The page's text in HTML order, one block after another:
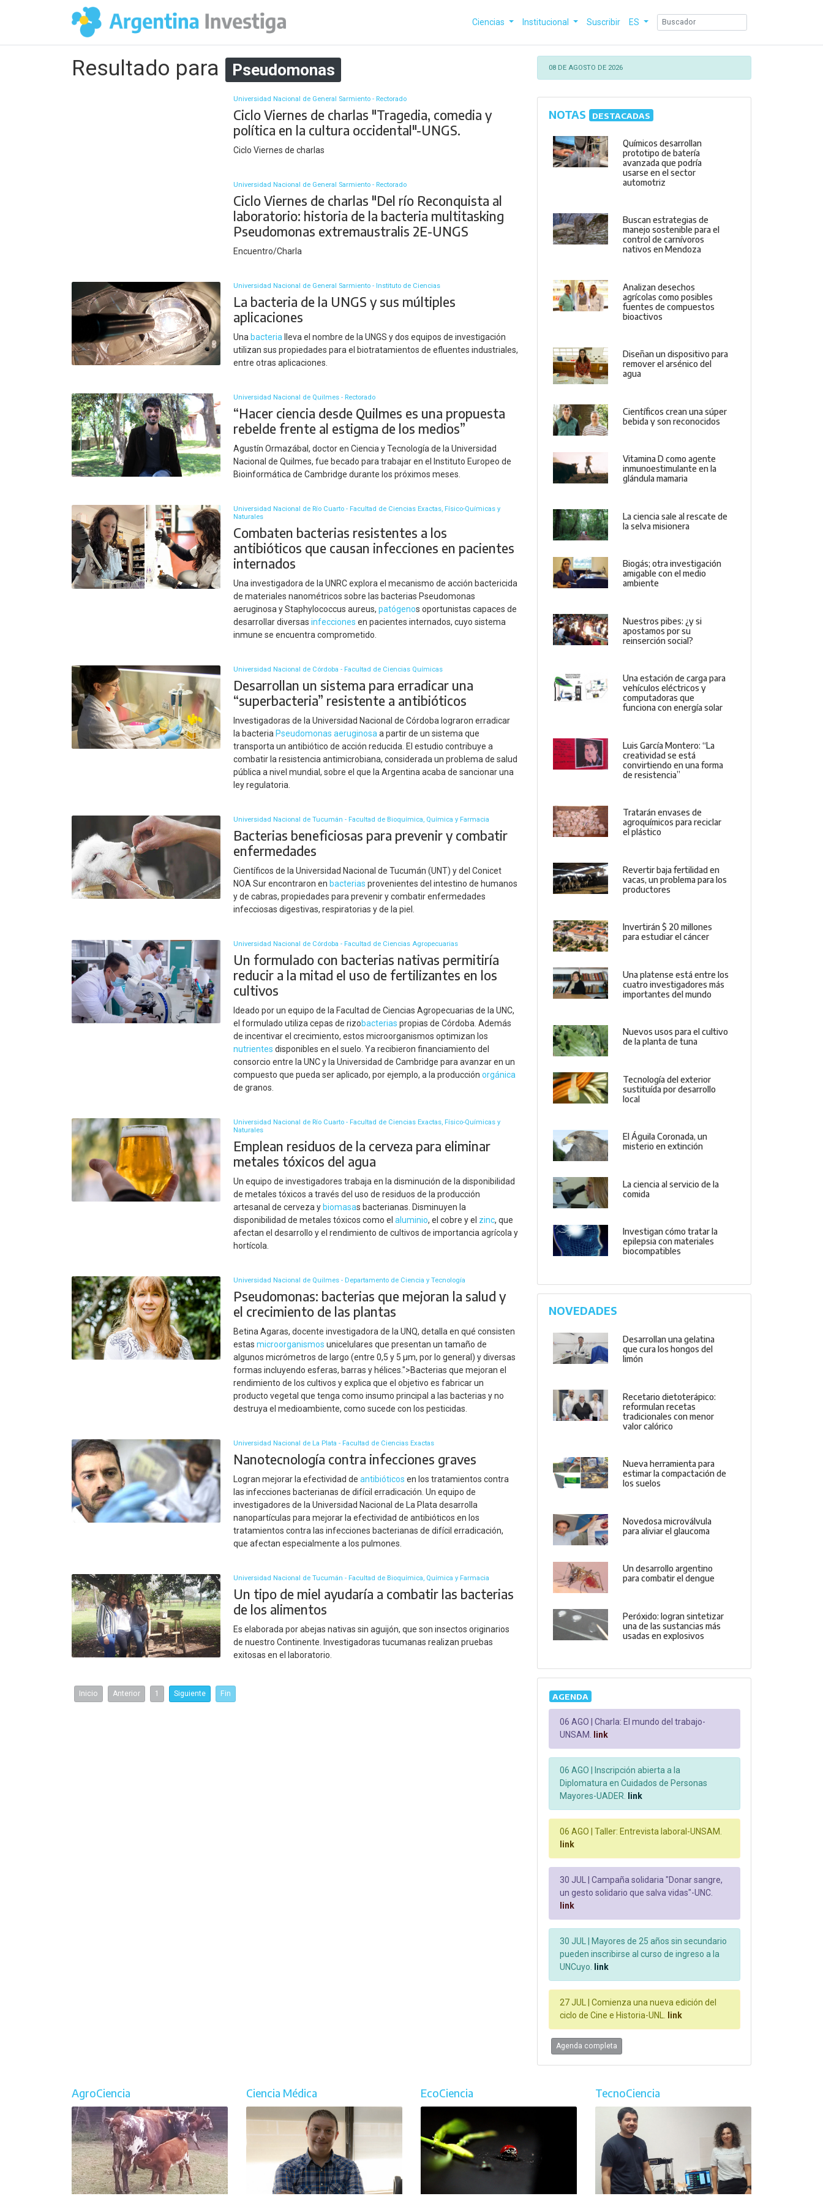
Ciencias Institucional Suscribir ES
Resultado para Pseudomonas
Universidad Nacional de General Sarmiento - Rectorado
Ciclo Viernes de charlas "Tragedia, comedia y
política en la cultura occidental"-UNGS.
Ciclo Viernes de charlas
Universidad Nacional de General Sarmiento - Rectorado
Ciclo Viernes de charlas "Del río Reconquista al
laboratorio: historia de la bacteria multitasking
Pseudomonas extremaustralis 2E-UNGS
Encuentro/Charla
Universidad Nacional de General Sarmiento - Instituto de Ciencias
La bacteria de la UNGS y sus múltiples
aplicaciones
Una bacteria lleva el nombre de la UNGS y dos equipos de investigación
utilizan sus propiedades para el biotratamientos de efluentes industriales,
entre otras aplicaciones.
Universidad Nacional de Quilmes - Rectorado
“Hacer ciencia desde Quilmes es una propuesta
rebelde frente al estigma de los medios”
Agustín Ormazábal, doctor en Ciencia y Tecnología de la Universidad
Nacional de Quilmes, fue becado para trabajar en el Instituto Europeo de
Bioinformática de Cambridge durante los próximos meses.
Universidad Nacional de Río Cuarto - Facultad de Ciencias Exactas, Físico-Químicas y
Naturales
Combaten bacterias resistentes a los
antibióticos que causan infecciones en pacientes
internados
Una investigadora de la UNRC explora el mecanismo de acción bactericida
de materiales nanométricos sobre las bacterias Pseudomonas
aeruginosa y Staphylococcus aureus,patógenos oportunistas capaces de
desarrollar diversasinfecciones en pacientes internados, cuyo sistema
inmune se encuentra comprometido.
Universidad Nacional de Córdoba - Facultad de Ciencias Químicas
Desarrollan un sistema para erradicar una
“superbacteria” resistente a antibióticos
Investigadoras de la Universidad Nacional de Córdoba lograron erradicar
la bacteria Pseudomonas aeruginosa a partir de un sistema que
transporta un antibiótico de acción reducida. El estudio contribuye a
combatir la resistencia antimicrobiana, considerada un problema de salud
pública a nivel mundial, sobre el que la Argentina acaba de sancionar una
ley regulatoria.
Universidad Nacional de Tucumán - Facultad de Bioquímica, Química y Farmacia
Bacterias beneficiosas para prevenir y combatir
enfermedades
Científicos de la Universidad Nacional de Tucumán (UNT) y del Conicet
NOA Sur encontraron en bacterias provenientes del intestino de humanos
y de cabras, propiedades para prevenir y combatir enfermedades
infecciosas digestivas, respiratorias y de la piel.
Universidad Nacional de Córdoba - Facultad de Ciencias Agropecuarias
Un formulado con bacterias nativas permitiría
reducir a la mitad el uso de fertilizantes en los
cultivos
Ideado por un equipo de la Facultad de Ciencias Agropecuarias de la UNC,
el formulado utiliza cepas de rizobacterias propias de Córdoba. Además
de incentivar el crecimiento, estos microorganismos optimizan los
nutrientes disponibles en el suelo. Ya recibieron financiamiento del
consorcio entre la UNC y la Universidad de Cambridge para avanzar en un
compuesto que pueda ser aplicado, por ejemplo, a la producciónorgánica
de granos.
Universidad Nacional de Río Cuarto - Facultad de Ciencias Exactas, Físico-Químicas y
Naturales
Emplean residuos de la cerveza para eliminar
metales tóxicos del agua
Un equipo de investigadores trabaja en la disminución de la disponibilidad
de metales tóxicos a través del uso de residuos de la producción
artesanal de cerveza y biomasas bacterianas. Disminuyen la
disponibilidad de metales tóxicos como elaluminio, el cobre y el zinc, que
afectan el desarrollo y el rendimiento de cultivos de importancia agrícola y
hortícola.
Universidad Nacional de Quilmes - Departamento de Ciencia y Tecnología
Pseudomonas: bacterias que mejoran la salud y
el crecimiento de las plantas
Betina Agaras, docente investigadora de la UNQ, detalla en qué consisten
estasmicroorganismos unicelulares que presentan un tamaño de
algunos micrómetros de largo (entre 0,5 y 5 μm, por lo general) y diversas
formas incluyendo esferas, barras y hélices.">Bacterias que mejoran el
rendimiento de los cultivos y explica que el objetivo es fabricar un
producto vegetal que tenga como insumo principal a las bacterias y no
destruya el medioambiente, como sucede con los pesticidas.
Universidad Nacional de La Plata - Facultad de Ciencias Exactas
Nanotecnología contra infecciones graves
Logran mejorar la efectividad deantibióticos en los tratamientos contra
las infecciones bacterianas de difícil erradicación. Un equipo de
investigadores de la Universidad Nacional de La Plata desarrolla
nanopartículas para mejorar la efectividad de antibióticos en los
tratamientos contra las infecciones bacterianas de difícil erradicación,
que afectan especialmente a los pulmones.
Universidad Nacional de Tucumán - Facultad de Bioquímica, Química y Farmacia
Un tipo de miel ayudaría a combatir las bacterias
de los alimentos
Es elaborada por abejas nativas sin aguijón, que son insectos originarios
de nuestro Continente. Investigadoras tucumanas realizan pruebas
exitosas en el laboratorio.
Inicio Anterior 1 Siguiente Fin
08 DE AGOSTO DE 2026
NOTAS DESTACADAS
Químicos desarrollan
prototipo de batería
avanzada que podría
usarse en el sector
automotriz
Buscan estrategias de
manejo sostenible para el
control de carnívoros
nativos en Mendoza
Analizan desechos
agrícolas como posibles
fuentes de compuestos
bioactivos
Diseñan un dispositivo para
remover el arsénico del
agua
Científicos crean una súper
bebida y son reconocidos
Vitamina D como agente
inmunoestimulante en la
glándula mamaria
La ciencia sale al rescate de
la selva misionera
Biogás; otra investigación
amigable con el medio
ambiente
Nuestros pibes: ¿y si
apostamos por su
reinserción social?
Una estación de carga para
vehículos eléctricos y
computadoras que
funciona con energía solar
Luis García Montero: “La
creatividad se está
convirtiendo en una forma
de resistencia”
Tratarán envases de
agroquímicos para reciclar
el plástico
Revertir baja fertilidad en
vacas, un problema para los
productores
Invertirán $ 20 millones
para estudiar el cáncer
Una platense está entre los
cuatro investigadores más
importantes del mundo
Nuevos usos para el cultivo
de la planta de tuna
Tecnología del exterior
sustituída por desarrollo
local
El Águila Coronada, un
misterio en extinción
La ciencia al servicio de la
comida
Investigan cómo tratar la
epilepsia con materiales
biocompatibles
NOVEDADES
Desarrollan una gelatina
que cura los hongos del
limón
Recetario dietoterápico:
reformulan recetas
tradicionales con menor
valor calórico
Nueva herramienta para
estimar la compactación de
los suelos
Novedosa microválvula
para aliviar el glaucoma
Un desarrollo argentino
para combatir el dengue
Peróxido: logran sintetizar
una de las sustancias más
usadas en explosivos
AGENDA
06 AGO |
Charla: El mundo del trabajo-
UNSAM.
link
06 AGO |
Inscripción abierta a la
Diplomatura en Cuidados de Personas
Mayores-UADER.
link
06 AGO |
Taller: Entrevista laboral-UNSAM.
link
30 JUL |
Campaña solidaria "Donar sangre,
un gesto solidario que salva vidas"-UNC.
link
30 JUL |
Mayores de 25 años sin secundario
pueden inscribirse al curso de ingreso a la
UNCuyo.
link
27 JUL |
Comienza una nueva edición del
ciclo de Cine e Historia-UNL.
link
Agenda completa
AgroCiencia Ciencia Médica EcoCiencia TecnoCiencia